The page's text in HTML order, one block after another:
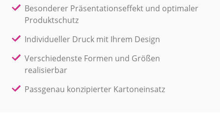
Besonderer Präsentationseffekt und optimaler
Produktschutz
Individueller Druck mit Ihrem Design
Verschiedenste Formen und Größen
realisierbar
Passgenau konzipierter Kartoneinsatz